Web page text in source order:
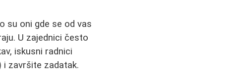
su oni gde se od vas
U zajednici često
iskusni radnici
i završite zadatak.